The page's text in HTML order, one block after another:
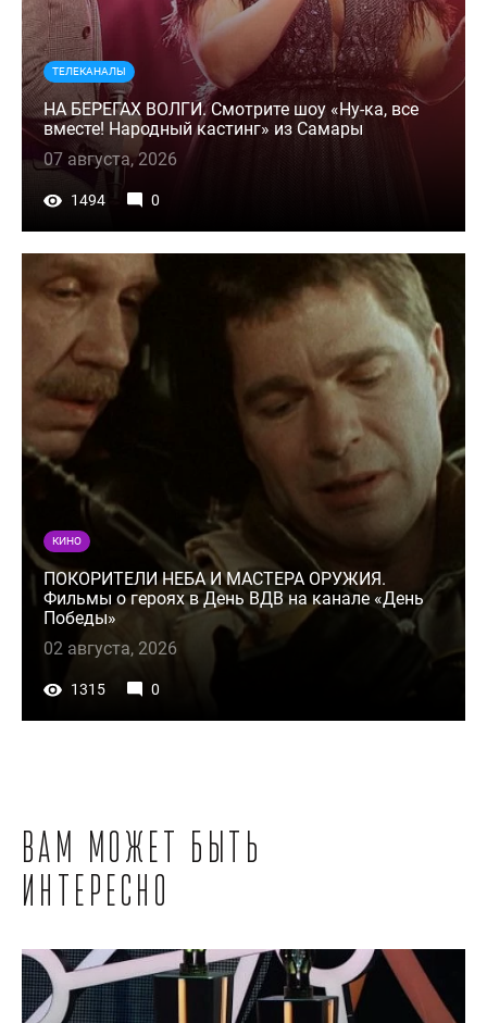
ТЕЛЕКАНАЛЫ
НА БЕРЕГАХ ВОЛГИ. Смотрите шоу «Ну-ка, все
вместе! Народный кастинг» из Самары
07 августа, 2026
1494 0
КИНО
ПОКОРИТЕЛИ НЕБА И МАСТЕРА ОРУЖИЯ.
Фильмы о героях в День ВДВ на канале «День
Победы»
02 августа, 2026
1315 0
Вам может быть
интересно